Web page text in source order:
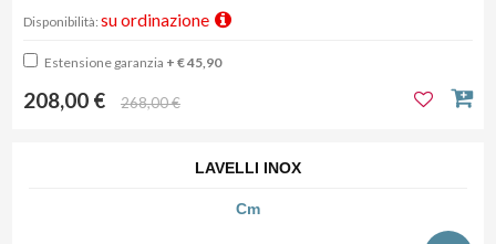
Disponibilità: su ordinazione
Estensione garanzia + € 45,90
208,00 € 268,00 €
LAVELLI INOX
Cm